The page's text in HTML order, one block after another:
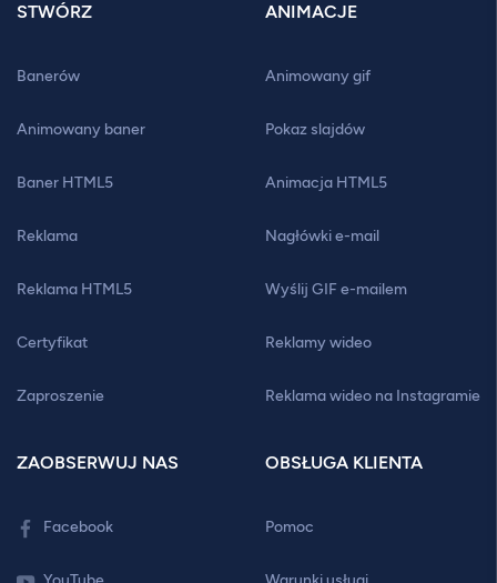
STWÓRZ
Banerów
Animowany baner
Baner HTML5
Reklama
Reklama HTML5
Certyfikat
Zaproszenie
ANIMACJE
Animowany gif
Pokaz slajdów
Animacja HTML5
Nagłówki e-mail
Wyślij GIF e-mailem
Reklamy wideo
Reklama wideo na Instagramie
ZAOBSERWUJ NAS
Facebook
OBSŁUGA KLIENTA
Pomoc